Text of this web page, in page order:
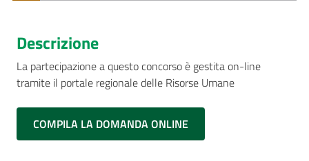
Descrizione
La partecipazione a questo concorso è gestita on-line
tramite il portale regionale delle Risorse Umane
COMPILA LA DOMANDA ONLINE